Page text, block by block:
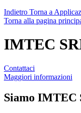
Indietro Torna a
Torna alla pagina
IMTEC
Contattaci
Maggiori informazioni
Siamo IMTEC